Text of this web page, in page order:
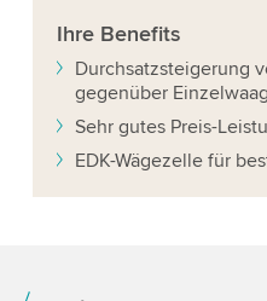
Ihre Benefits
Durchsatzsteigerung
gegenüber
Sehr gutes Preis-
EDK-Wägezelle für